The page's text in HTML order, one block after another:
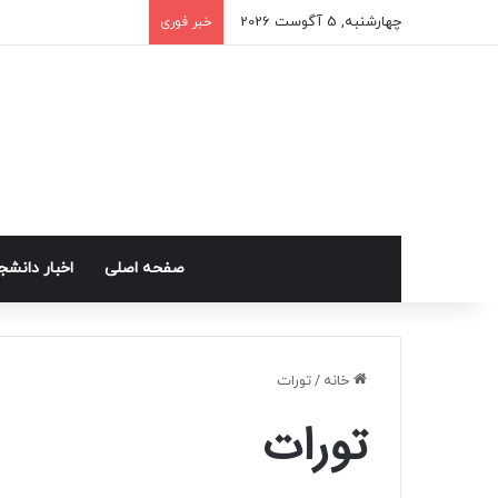
چهارشنبه, 5 آگوست 2026 خبر فوری
صفحه اصلی اخبار
خانه /تورات
تورات